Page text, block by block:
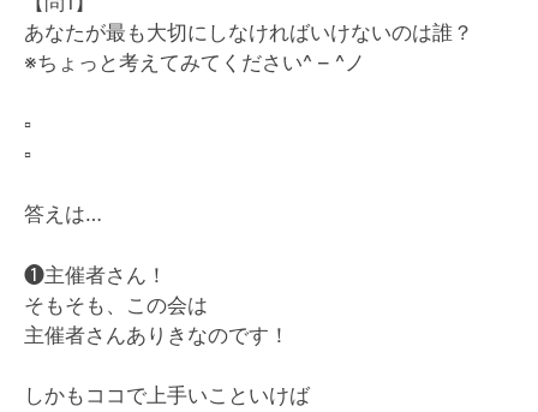
あなたが最も大切にしなければいけないのは誰？
※ちょっと考えてみてください^ – ^ノ
▫️
▫️
答えは…
❶主催者さん！
そもそも、この会は
主催者さんありきなのです！
しかもココで上手いこといけば